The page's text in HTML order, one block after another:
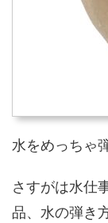
水をめっちゃ
さすがは水仕
品、水の弾き